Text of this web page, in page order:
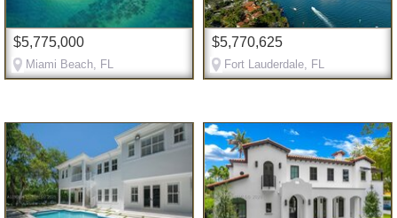
$5,775,000
Miami Beach, FL
$5,770,625
Fort Lauderdale, FL